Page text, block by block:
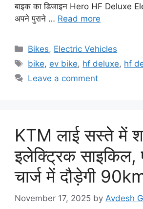
बाइक का डिजाइन Hero HF Deluxe
अपने पुराने … Read more
Categories
Bikes, Electric Vehicles
Tags
bike, ev bike, hf deluxe, hf
Leave a comment
KTM लाई सस्ते में
इलेक्ट्रिक साइकिल,
चार्ज में दौड़ेगी
November 17, 2025 by Avdesh